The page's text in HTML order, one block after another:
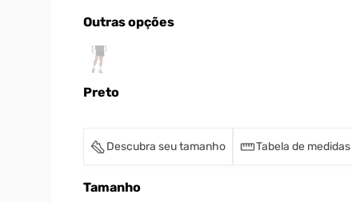
Outras opções
Preto
Descubra seu tamanho Tabela de medidas
Tamanho